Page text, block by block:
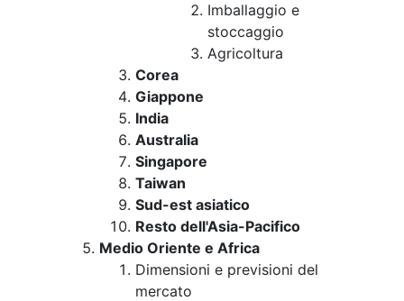
Imballaggio e
stoccaggio
Agricoltura
Corea
Giappone
India
Australia
Singapore
Taiwan
Sud-est asiatico
Resto dell'Asia-Pacifico
Medio Oriente e Africa
Dimensioni e previsioni del
mercato